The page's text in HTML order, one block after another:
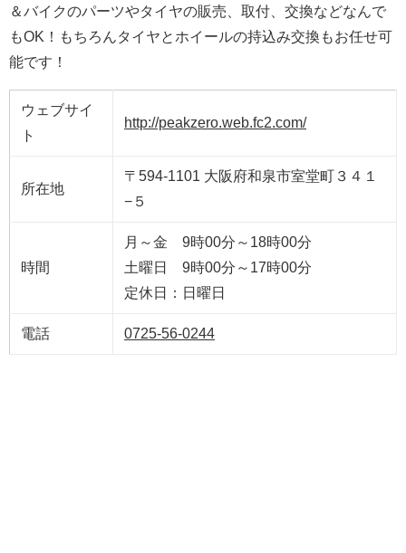
＆バイクのパーツやタイヤの販売、取付、交換などなんで
もOK！もちろんタイヤとホイールの持込み交換もお任せ可
能です！
ウェブサイ
ト
http://peakzero.web.fc2.com/
所在地
〒594-1101 大阪府和泉市室堂町３４１
−５
時間
月～金 9時00分～18時00分
土曜日 9時00分～17時00分
定休日：日曜日
電話 0725-56-0244